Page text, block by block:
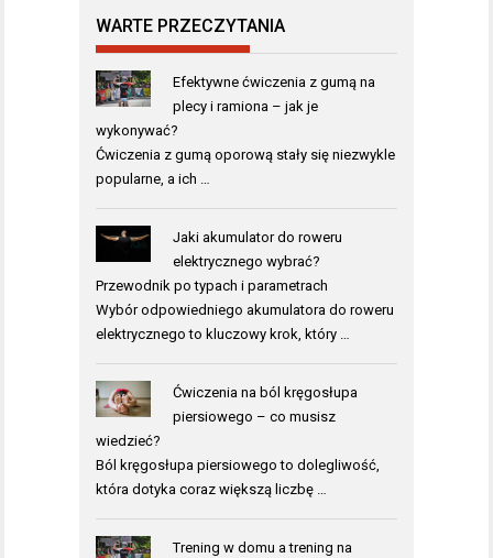
WARTE PRZECZYTANIA
Efektywne ćwiczenia z gumą na
plecy i ramiona – jak je
wykonywać?
Ćwiczenia z gumą oporową stały się niezwykle
popularne, a ich …
Jaki akumulator do roweru
elektrycznego wybrać?
Przewodnik po typach i parametrach
Wybór odpowiedniego akumulatora do roweru
elektrycznego to kluczowy krok, który …
Ćwiczenia na ból kręgosłupa
piersiowego – co musisz
wiedzieć?
Ból kręgosłupa piersiowego to dolegliwość,
która dotyka coraz większą liczbę …
Trening w domu a trening na